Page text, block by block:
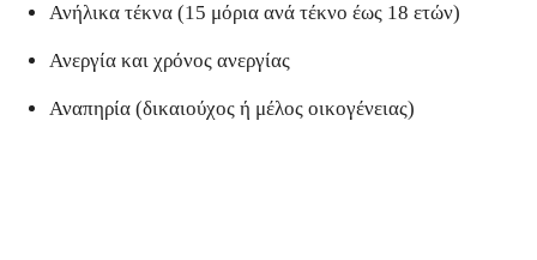
Ανήλικα τέκνα (15 μόρια ανά τέκνο έως 18 ετών)
Ανεργία και χρόνος ανεργίας
Αναπηρία (δικαιούχος ή μέλος οικογένειας)